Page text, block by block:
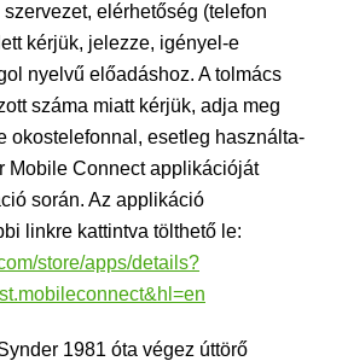
elérhetőség (telefon
kérjük, jelezze, igényel-e
nyelvű előadáshoz. A tolmács
száma miatt kérjük, adja meg
okostelefonnal, esetleg használta-
Mobile Connect applikációját
során. Az applikáció
linkre kattintva tölthető le:
store/apps/details?
1981 óta végez úttörő